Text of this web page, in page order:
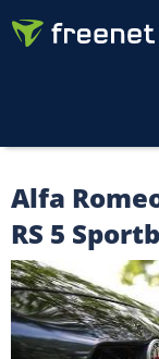
Alfa
RS 5